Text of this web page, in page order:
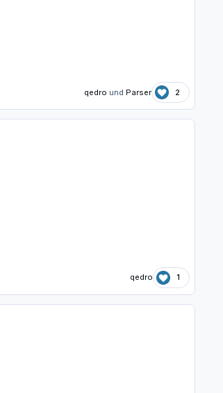
qedro und Parser 2
qedro 1